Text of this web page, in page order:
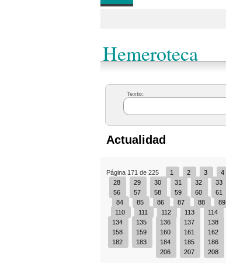
Hemeroteca
Texto:
Actualidad
Página 171 de 225 1 2 3 4
28
29 30 31 32 33
56
57 58 59 60 61
84
85 86 87 88 89
110
111 112 113 114
134
135 136 137 138
158
159 160 161 162
182
183 184 185 186
206
207 208